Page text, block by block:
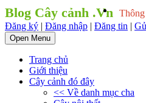
Blog Cây cảnh .Vn
Đăng ký | Đăng nhập | Đăng tin |
Open Menu
Trang chủ
Giới thiệu
Cây cảnh đó đây
<< Về danh mục cha